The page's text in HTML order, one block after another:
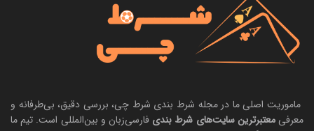
ماموریت اصلی ما در مجله شرط بندی شرط چی، بررسی دقیق، بی‌طرفانه و
معرفیمعتبرترین سایت‌های شرط بندی فارسی‌زبان و بین‌المللی است. تیم ما